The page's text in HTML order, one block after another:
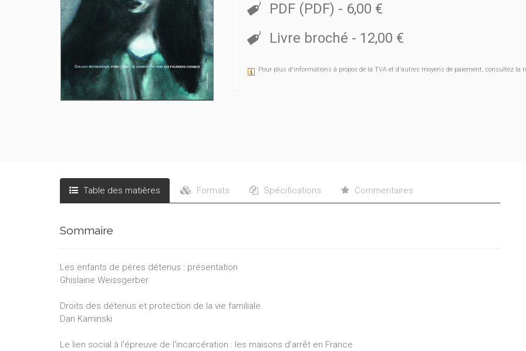
PDF (PDF) - 6,00 €
Livre broché - 12,00 €
Pour plus d'informations à propos de la TVA et d'autres moyens de paiement, consultez la
Table des matières Formats Spécifications Commentaires
Sommaire
Les enfants de pères détenus : présentation
Ghislaine Weissgerber
Droits des détenus et protection de la vie familiale
Dan Kaminski
Le lien social à l'épreuve de l'incarcération : les maisons d'arrêt en France